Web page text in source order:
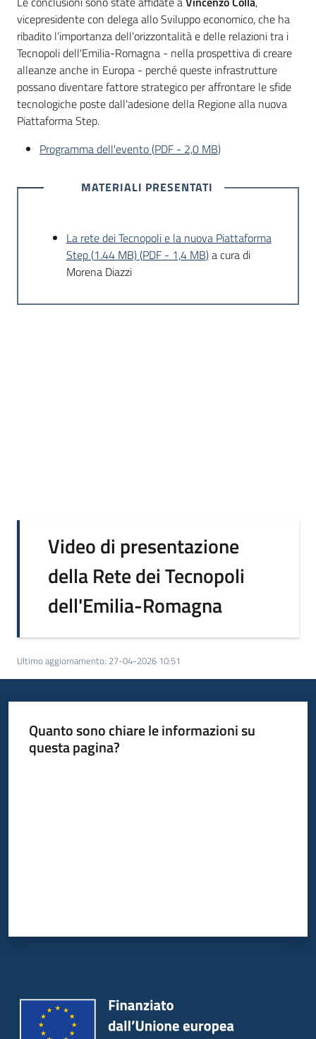
vicepresidente con delega allo Sviluppo economico, che ha
ribadito l’importanza dell’orizzontalità e delle relazioni tra i
Tecnopoli dell'Emilia-Romagna - nella prospettiva di creare
alleanze anche in Europa - perché queste infrastrutture
possano diventare fattore strategico per affrontare le sfide
tecnologiche poste dall'adesione della Regione alla nuova
Piattaforma Step.
Programma dell'evento(PDF - 2,0 MB)
MATERIALI PRESENTATI
La rete dei Tecnopoli e la nuova Piattaforma
Step (1.44 MB)(PDF- 1,4 MB)a cura di
Morena Diazzi
Video di presentazione
della Rete dei Tecnopoli
dell'Emilia-Romagna
Ultimo aggiornamento: 27-04-2026 10:51
Quanto sono chiare le informazioni su
questa pagina?